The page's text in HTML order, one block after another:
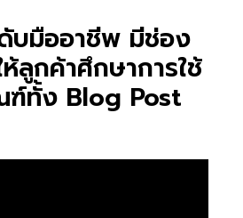
ดับมืออาชีพ มีช่อง
ลูกค้าศึกษาการใช้
ทั้ง Blog Post